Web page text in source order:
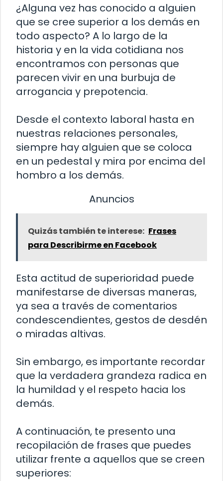
¿Alguna vez has conocido a alguien
que se cree superior a los demás en
todo aspecto? A lo largo de la
historia y en la vida cotidiana nos
encontramos con personas que
parecen vivir en una burbuja de
arrogancia y prepotencia.
Desde el contexto laboral hasta en
nuestras relaciones personales,
siempre hay alguien que se coloca
en un pedestal y mira por encima del
hombro a los demás.
Anuncios
Quizás también te interese: Frases
para Describirme en Facebook
Esta actitud de superioridad puede
manifestarse de diversas maneras,
ya sea a través de comentarios
condescendientes, gestos de desdén
o miradas altivas.
Sin embargo, es importante recordar
que la verdadera grandeza radica en
la humildad y el respeto hacia los
demás.
A continuación, te presento una
recopilación de frases que puedes
utilizar frente a aquellos que se creen
superiores: